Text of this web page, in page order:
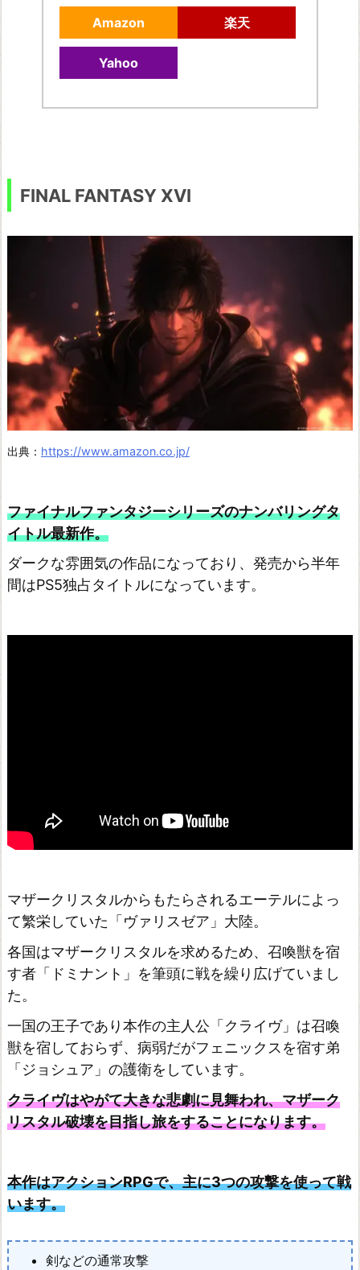
Amazon 楽天
Yahoo
FINAL FANTASY XVI
出典： https://www.amazon.co.jp/
ファイナルファンタジーシリーズのナンバリングタ
イトル最新作。
ダークな雰囲気の作品になっており、発売から半年
間はPS5独占タイトルになっています。
マザークリスタルからもたらされるエーテルによっ
て繁栄していた「ヴァリスゼア」大陸。
各国はマザークリスタルを求めるため、召喚獣を宿
す者「ドミナント」を筆頭に戦を繰り広げていまし
た。
一国の王子であり本作の主人公「クライヴ」は召喚
獣を宿しておらず、病弱だがフェニックスを宿す弟
「ジョシュア」の護衛をしています。
クライヴはやがて大きな悲劇に見舞われ、マザーク
リスタル破壊を目指し旅をすることになります。
本作はアクションRPGで、主に3つの攻撃を使って戦
います。
剣などの通常攻撃